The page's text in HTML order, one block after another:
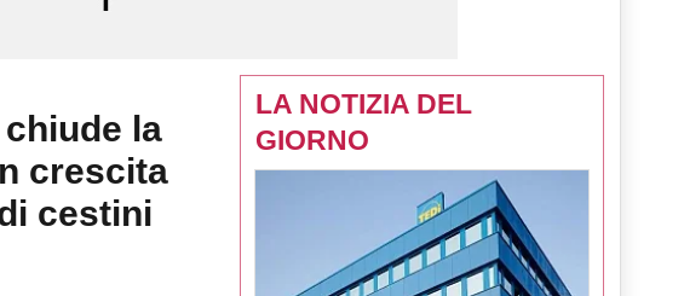
la
crescita
cestini
LA NOTIZIA DEL
GIORNO